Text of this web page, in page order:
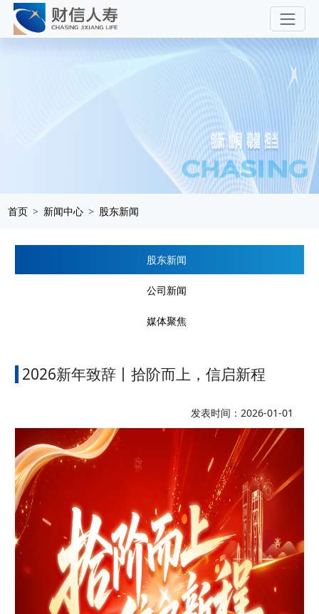
首页 新闻中心 股东新闻
股东新闻
公司新闻
媒体聚焦
2026新年致辞丨拾阶而上，信启新程
发表时间：2026-01-01